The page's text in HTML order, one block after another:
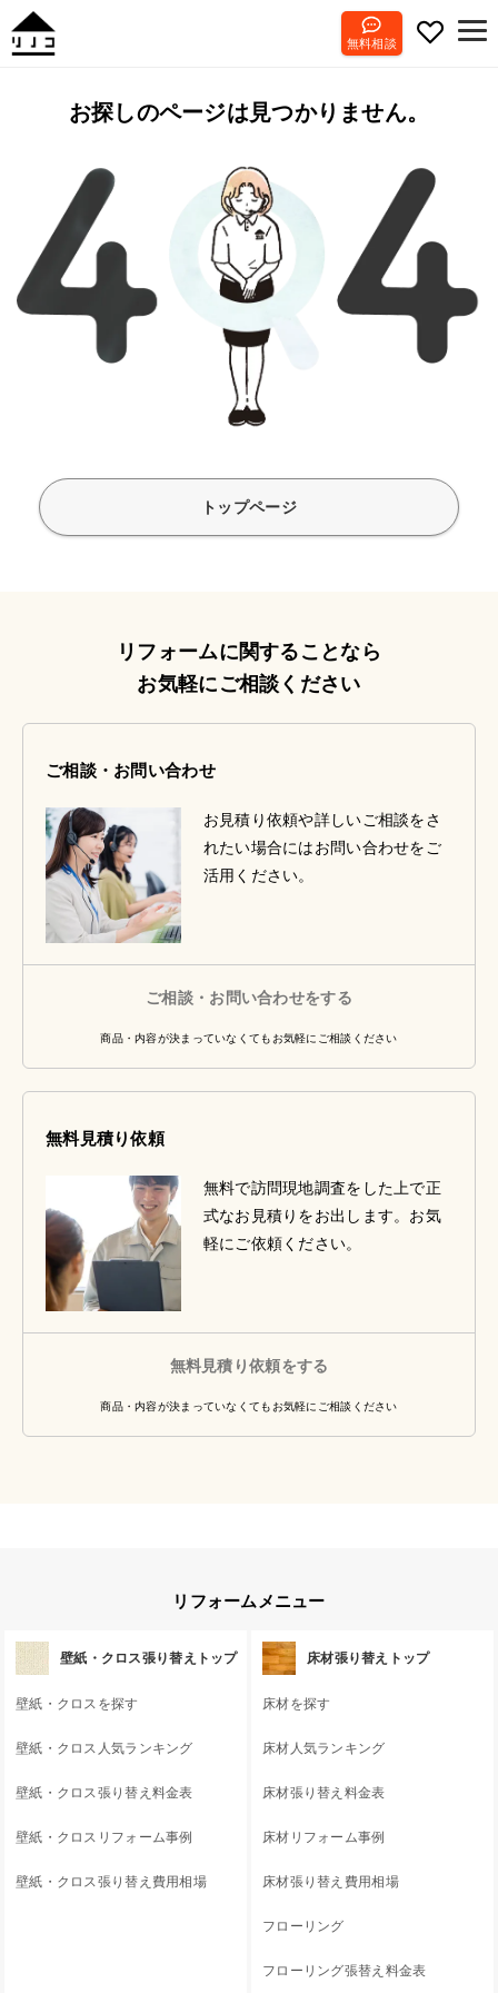
無料相談
お探しのページは見つかりません。
トップページ
リフォームに関することなら
お気軽にご相談ください
ご相談・お問い合わせ
お見積り依頼や詳しいご相談をさ
れたい場合にはお問い合わせをご
活用ください。
ご相談・お問い合わせをする
商品・内容が決まっていなくてもお気軽にご相談ください
無料見積り依頼
無料で訪問現地調査をした上で正
式なお見積りをお出します。お気
軽にご依頼ください。
無料見積り依頼をする
商品・内容が決まっていなくてもお気軽にご相談ください
リフォームメニュー
壁紙・クロス張り替えトップ
壁紙・クロスを探す
壁紙・クロス人気ランキング
壁紙・クロス張り替え料金表
壁紙・クロスリフォーム事例
壁紙・クロス張り替え費用相場
床材張り替えトップ
床材を探す
床材人気ランキング
床材張り替え料金表
床材リフォーム事例
床材張り替え費用相場
フローリング
フローリング張替え料金表